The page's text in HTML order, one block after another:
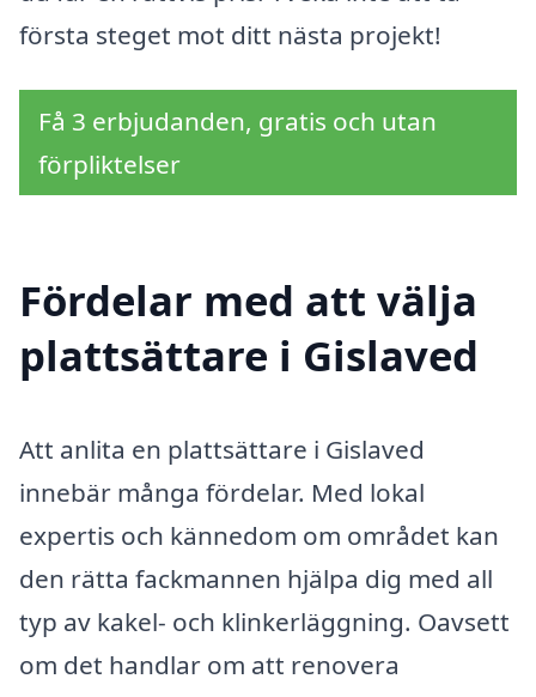
första steget mot ditt nästa projekt!
Få 3 erbjudanden, gratis och utan
förpliktelser
Fördelar med att välja
plattsättare i Gislaved
Att anlita en plattsättare i Gislaved
innebär många fördelar. Med lokal
expertis och kännedom om området kan
den rätta fackmannen hjälpa dig med all
typ av kakel- och klinkerläggning. Oavsett
om det handlar om att renovera